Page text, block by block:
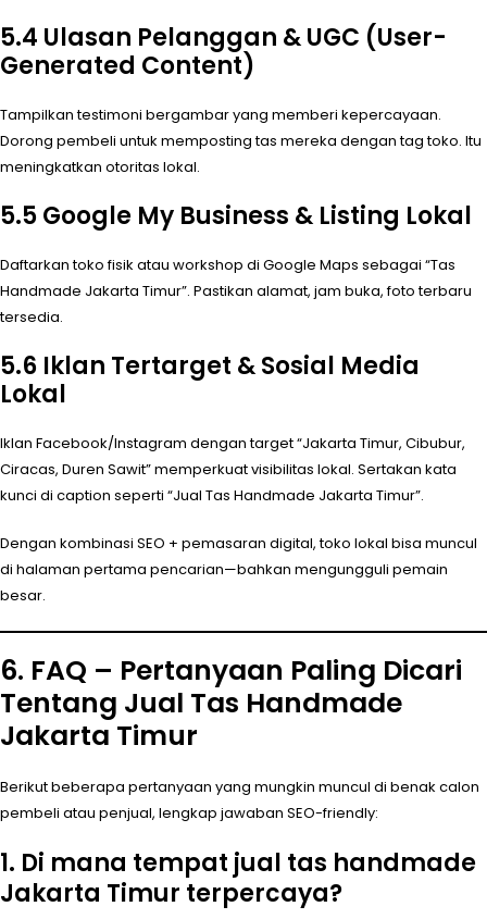
5.4 Ulasan Pelanggan & UGC (User-
Generated Content)
Tampilkan testimoni bergambar yang memberi kepercayaan.
Dorong pembeli untuk memposting tas mereka dengan tag toko. Itu
meningkatkan otoritas lokal.
5.5 Google My Business & Listing Lokal
Daftarkan toko fisik atau workshop di Google Maps sebagai “Tas
Handmade Jakarta Timur”. Pastikan alamat, jam buka, foto terbaru
tersedia.
5.6 Iklan Tertarget & Sosial Media
Lokal
Iklan Facebook/Instagram dengan target “Jakarta Timur, Cibubur,
Ciracas, Duren Sawit” memperkuat visibilitas lokal. Sertakan kata
kunci di caption seperti “Jual Tas Handmade Jakarta Timur”.
Dengan kombinasi SEO + pemasaran digital, toko lokal bisa muncul
di halaman pertama pencarian—bahkan mengungguli pemain
besar.
6. FAQ – Pertanyaan Paling Dicari
Tentang Jual Tas Handmade
Jakarta Timur
Berikut beberapa pertanyaan yang mungkin muncul di benak calon
pembeli atau penjual, lengkap jawaban SEO-friendly:
1. Di mana tempat jual tas handmade
Jakarta Timur terpercaya?